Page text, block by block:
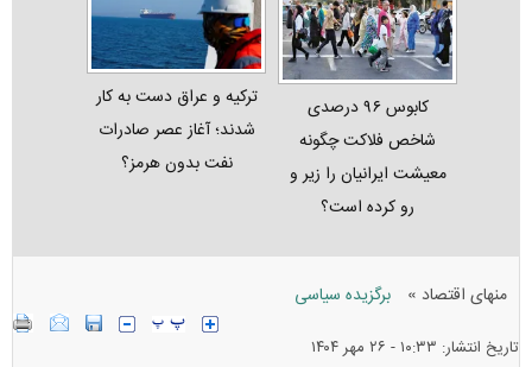
کابوس ۹۶ درصدی
شاخص فلاکت چگونه
معیشت ایرانیان را زیر و
رو کرده است؟
ترکیه و عراق دست به کار
شدند؛ آغاز عصر صادرات
نفت بدون هرمز؟
منهای اقتصاد » برگزیده سیاسی
تاریخ انتشار: ۱۰:۳۳ - ۲۶ مهر ۱۴۰۴